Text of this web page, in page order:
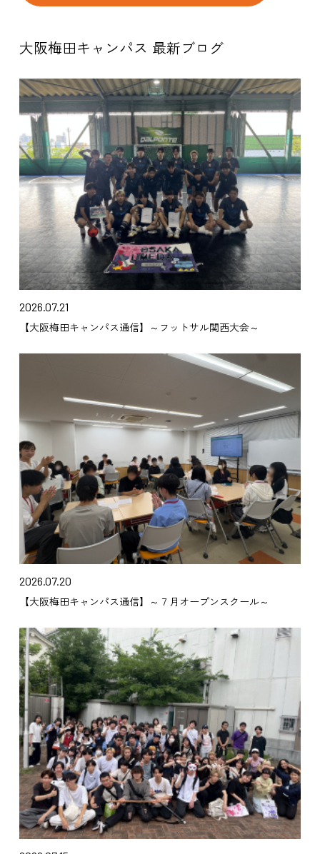
大阪梅田キャンパス 最新ブログ
2026.07.21
【大阪梅田キャンパス通信】～フットサル関西大会～
2026.07.20
【大阪梅田キャンパス通信】～７月オープンスクール～